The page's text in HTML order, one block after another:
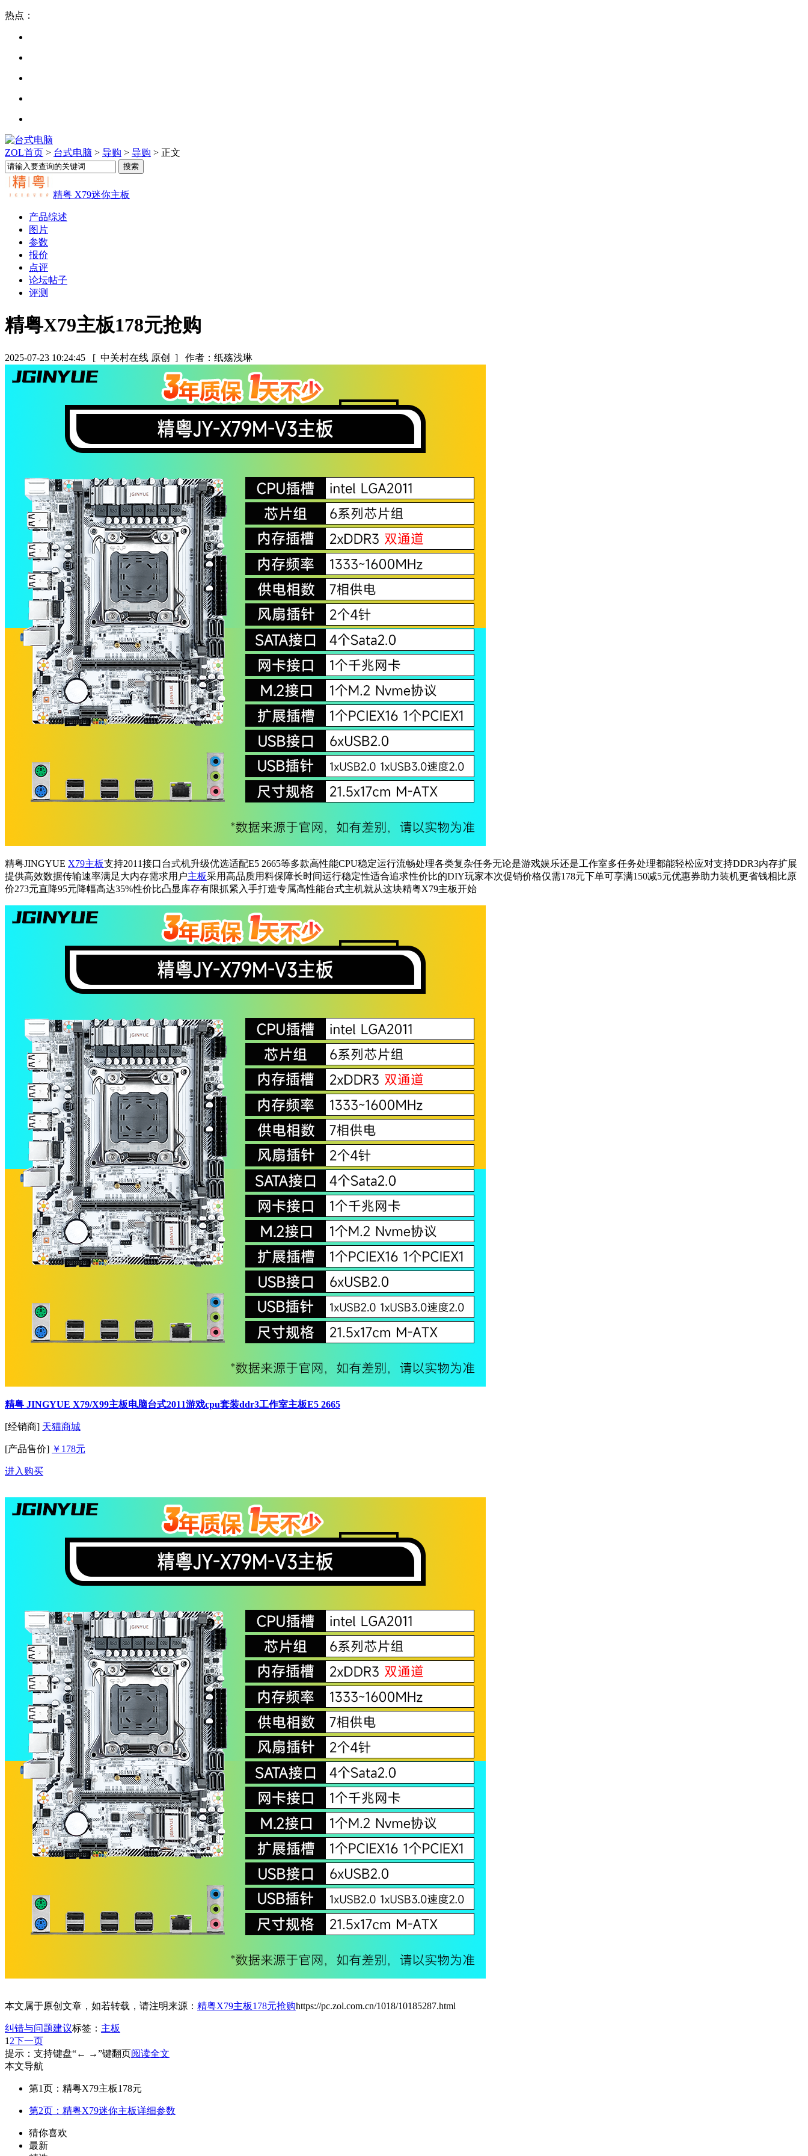
热点：
ZOL首页 > 台式电脑 > 导购 > 导购 > 正文
精粤 X79迷你主板
产品综述
图片
参数
报价
点评
论坛帖子
评测
精粤X79主板178元抢购
2025-07-23 10:24:45 [ 中关村在线 原创 ] 作者：纸殇浅琳
精粤JINGYUE X79主板支持2011接口台式机升级优选适配E5 2665等多款高性能CPU稳定运行流畅处理各类复杂任务无论是游戏娱乐还是工作室多任务处理都能轻松应对支持DDR3内存扩展
提供高效数据传输速率满足大内存需求用户主板采用高品质用料保障长时间运行稳定性适合追求性价比的DIY玩家本次促销价格仅需178元下单可享满150减5元优惠券助力装机更省钱相比原
价273元直降95元降幅高达35%性价比凸显库存有限抓紧入手打造专属高性能台式主机就从这块精粤X79主板开始
精粤 JINGYUE X79/X99主板电脑台式2011游戏cpu套装ddr3工作室主板E5 2665
[经销商] 天猫商城
[产品售价] ￥178元
进入购买
本文属于原创文章，如若转载，请注明来源： 精粤X79主板178元抢购https://pc.zol.com.cn/1018/10185287.html
纠错与问题建议标签： 主板
1 2下一页
提示：支持键盘“← →”键翻页阅读全文
本文导航
第1页：精粤X79主板178元
第2页：精粤X79迷你主板详细参数
猜你喜欢
最新